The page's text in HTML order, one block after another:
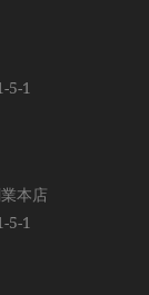
5-1
本店
5-1